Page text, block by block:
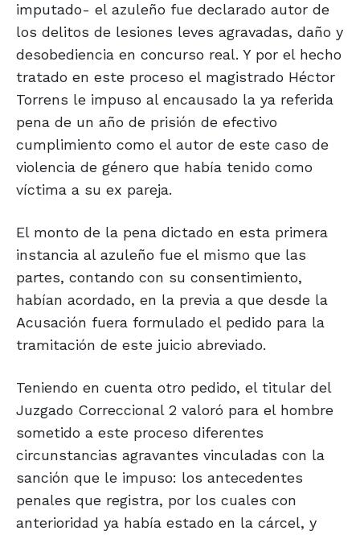
imputado- el azuleño fue declarado autor de
los delitos de lesiones leves agravadas, daño y
desobediencia en concurso real. Y por el hecho
tratado en este proceso el magistrado Héctor
Torrens le impuso al encausado la ya referida
pena de un año de prisión de efectivo
cumplimiento como el autor de este caso de
violencia de género que había tenido como
víctima a su ex pareja.
El monto de la pena dictado en esta primera
instancia al azuleño fue el mismo que las
partes, contando con su consentimiento,
habían acordado, en la previa a que desde la
Acusación fuera formulado el pedido para la
tramitación de este juicio abreviado.
Teniendo en cuenta otro pedido, el titular del
Juzgado Correccional 2 valoró para el hombre
sometido a este proceso diferentes
circunstancias agravantes vinculadas con la
sanción que le impuso: los antecedentes
penales que registra, por los cuales con
anterioridad ya había estado en la cárcel, y